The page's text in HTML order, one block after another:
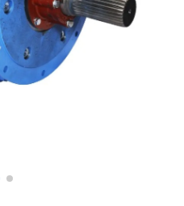
перевооружение